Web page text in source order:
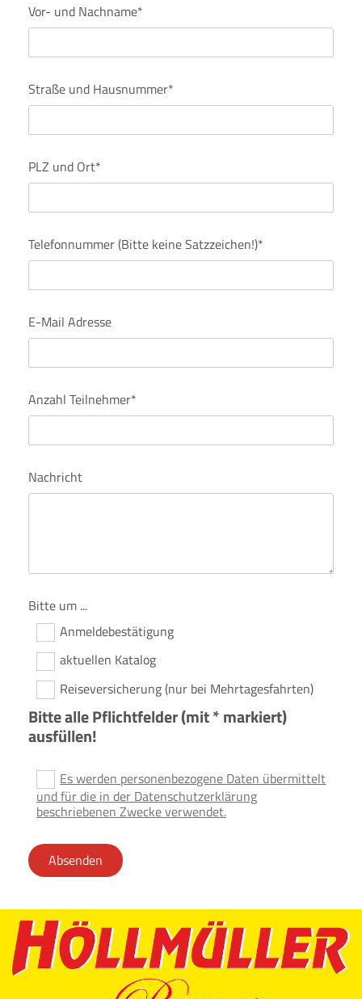
Vor- und Nachname*
Straße und Hausnummer*
PLZ und Ort*
Telefonnummer (Bitte keine Satzzeichen!)*
E-Mail Adresse
Anzahl Teilnehmer*
Nachricht
Bitte um ...
Anmeldebestätigung
aktuellen Katalog
Reiseversicherung (nur bei Mehrtagesfahrten)
Bitte alle Pflichtfelder (mit * markiert)
ausfüllen!
Es werden personenbezogene Daten übermittelt
und für die in der Datenschutzerklärung
beschriebenen Zwecke verwendet.